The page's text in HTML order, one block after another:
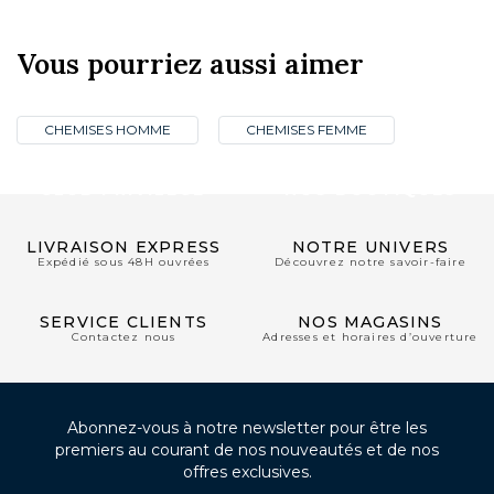
Vous pourriez aussi aimer
CHEMISES HOMME CHEMISES FEMME
LIVRAISON EXPRESS
Expédié sous 48H ouvrées
NOTRE UNIVERS
Découvrez notre savoir-faire
SERVICE CLIENTS
Contactez nous
NOS MAGASINS
Adresses et horaires d’ouverture
Abonnez-vous à notre newsletter pour être les
premiers au courant de nos nouveautés et de nos
offres exclusives.